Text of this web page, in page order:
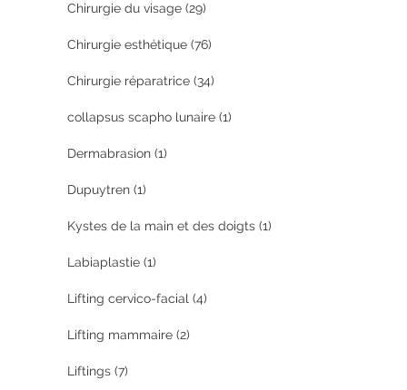
Chirurgie du visage (29)
Chirurgie esthétique (76)
Chirurgie réparatrice (34)
collapsus scapho lunaire (1)
Dermabrasion (1)
Dupuytren (1)
Kystes de la main et des doigts (1)
Labiaplastie (1)
Lifting cervico-facial (4)
Lifting mammaire (2)
Liftings (7)